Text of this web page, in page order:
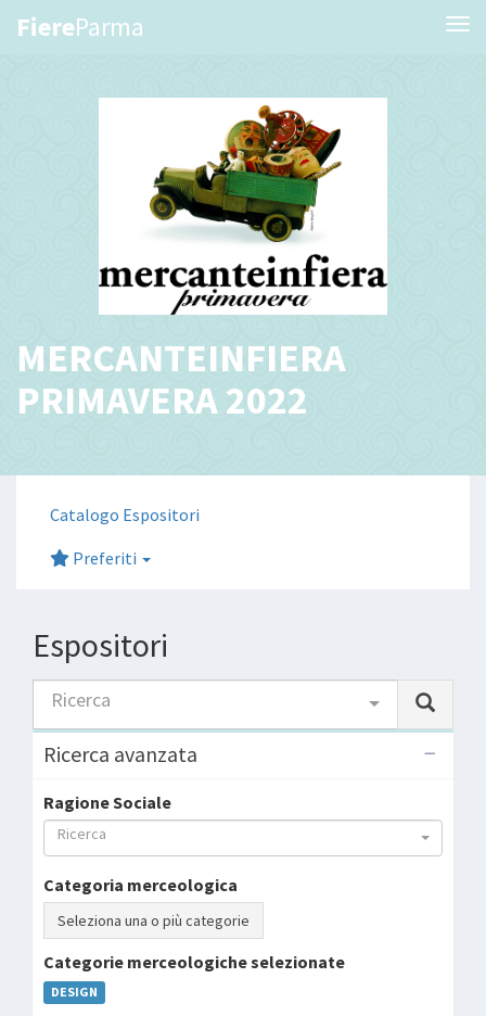
FiereParma
MERCANTEINFIERA
PRIMAVERA 2022
Catalogo Espositori
Preferiti
Espositori
Ricerca
Ricerca avanzata
Ragione Sociale
Ricerca
Categoria merceologica
Seleziona una o più categorie
Categorie merceologiche selezionate
DESIGN